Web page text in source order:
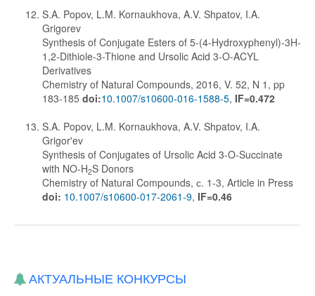
S.A. Popov, L.M. Kornaukhova, A.V. Shpatov, I.A.
Grigorev
Synthesis of Conjugate Esters of 5-(4-Hydroxyphenyl)-3H-
1,2-Dithiole-3-Thione and Ursolic Acid 3-O-ACYL
Derivatives
Chemistry of Natural Compounds, 2016, V. 52, N 1, pp
183-185 doi:10.1007/s10600-016-1588-5, IF=0.472
S.A. Popov, L.M. Kornaukhova, A.V. Shpatov, I.A.
Grigor'ev
Synthesis of Conjugates of Ursolic Acid 3-O-Succinate
with NO-H2S Donors
Chemistry of Natural Compounds, с. 1-3, Article in Press
doi: 10.1007/s10600-017-2061-9, IF=0.46
АКТУАЛЬНЫЕ КОНКУРСЫ